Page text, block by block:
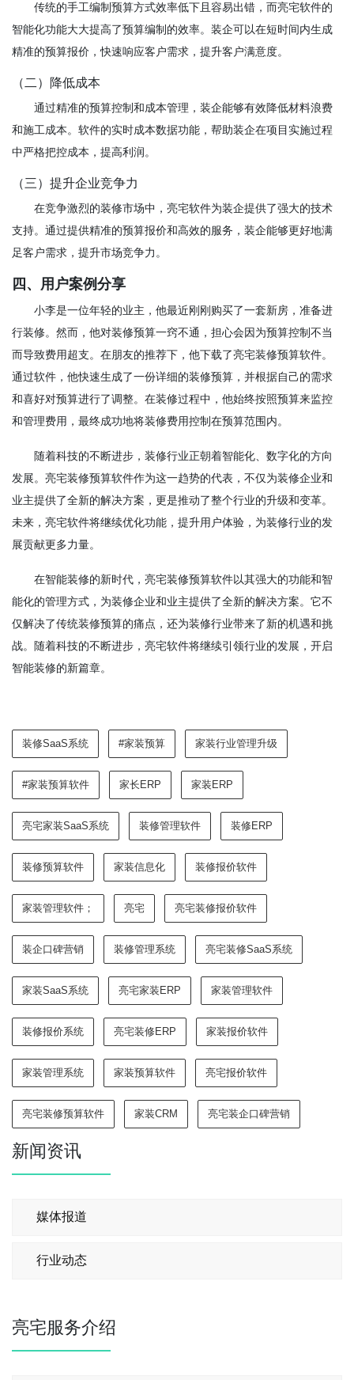
传统的手工编制预算方式效率低下且容易出错，而亮宅软件的
智能化功能大大提高了预算编制的效率。装企可以在短时间内生成
精准的预算报价，快速响应客户需求，提升客户满意度。
（二）降低成本
通过精准的预算控制和成本管理，装企能够有效降低材料浪费
和施工成本。软件的实时成本数据功能，帮助装企在项目实施过程
中严格把控成本，提高利润。
（三）提升企业竞争力
在竞争激烈的装修市场中，亮宅软件为装企提供了强大的技术
支持。通过提供精准的预算报价和高效的服务，装企能够更好地满
足客户需求，提升市场竞争力。
四、用户案例分享
小李是一位年轻的业主，他最近刚刚购买了一套新房，准备进
行装修。然而，他对装修预算一窍不通，担心会因为预算控制不当
而导致费用超支。在朋友的推荐下，他下载了亮宅装修预算软件。
通过软件，他快速生成了一份详细的装修预算，并根据自己的需求
和喜好对预算进行了调整。在装修过程中，他始终按照预算来监控
和管理费用，最终成功地将装修费用控制在预算范围内。
随着科技的不断进步，装修行业正朝着智能化、数字化的方向
发展。亮宅装修预算软件作为这一趋势的代表，不仅为装修企业和
业主提供了全新的解决方案，更是推动了整个行业的升级和变革。
未来，亮宅软件将继续优化功能，提升用户体验，为装修行业的发
展贡献更多力量。
在智能装修的新时代，亮宅装修预算软件以其强大的功能和智
能化的管理方式，为装修企业和业主提供了全新的解决方案。它不
仅解决了传统装修预算的痛点，还为装修行业带来了新的机遇和挑
战。随着科技的不断进步，亮宅软件将继续引领行业的发展，开启
智能装修的新篇章。
装修SaaS系统 #家装预算 家装行业管理升级
#家装预算软件 家长ERP 家装ERP
亮宅家装SaaS系统 装修管理软件 装修ERP
装修预算软件 家装信息化 装修报价软件
家装管理软件； 亮宅 亮宅装修报价软件
装企口碑营销 装修管理系统 亮宅装修SaaS系统
家装SaaS系统 亮宅家装ERP 家装管理软件
装修报价系统 亮宅装修ERP 家装报价软件
家装管理系统 家装预算软件 亮宅报价软件
亮宅装修预算软件 家装CRM 亮宅装企口碑营销
新闻资讯
媒体报道
行业动态
亮宅服务介绍